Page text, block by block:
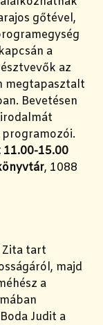
gőtével,
a
az
megtapasztalt
Bevetésen
11.00-15.00
, 1088
Zita tart
majd
a
Judit a